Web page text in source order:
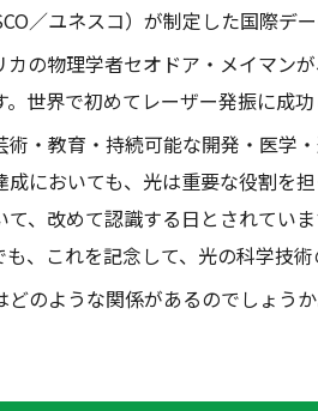
／ユネスコ）が制定した国際デー
の物理学者セオドア・メイマンが
世界で初めてレーザー発振に成
術・教育・持続可能な開発・医学
においても、光は重要な役割を
て、改めて認識する日とされてい
、これを記念して、光の科学技
のような関係があるのでしょうか